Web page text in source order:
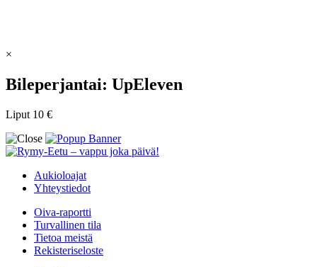
×
Bileperjantai: UpEleven
Liput 10 €
Aukioloajat
Yhteystiedot
Oiva-raportti
Turvallinen tila
Tietoa meistä
Rekisteriseloste